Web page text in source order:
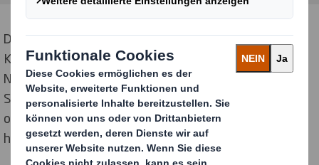
Die Anwendungsmöglichkeiten sind vielfältig – neben
Kleinserien und Einzelmustern können auch
Nachbestellungen oder Auflagen in geringen
Stückzahlen für Sonderpromotions, Messeauftritte
oder Testmärkte wirtschaftlich und drucktechnisch
hochwertig umgesetzt werden.